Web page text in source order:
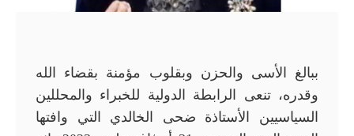
ببالغ الأسى والحزن وبقلوب مؤمنة بقضاء الله
وقدره، تنعى الرابطة الدولية للخبراء والمحللين
السياسيين الأستاذة ضحى الخالدي التي وافتها